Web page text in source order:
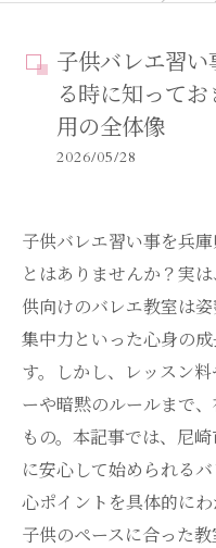
子供バレエ習
る時に知って
用の全体像
2026/05/28
子供バレエ習い事を兵
とはありませんか？実
供向けのバレエ教室は
集中力といった心身の
す。しかし、レッスン
ーや暗黙のルールまで
もの。本記事では、尼
に安心して始められる
心ポイントを具体的に
子供のペースに合った